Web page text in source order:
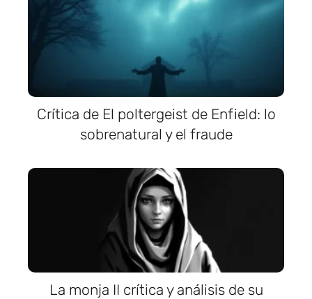
Crítica de El poltergeist de Enfield: lo
sobrenatural y el fraude
La monja II crítica y análisis de su